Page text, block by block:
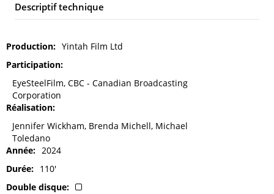
Descriptif technique
Production
Yintah Film Ltd
Participation
EyeSteelFilm, CBC - Canadian Broadcasting
Corporation
Réalisation
Jennifer Wickham, Brenda Michell, Michael
Toledano
Année
2024
Durée
110'
Double disque